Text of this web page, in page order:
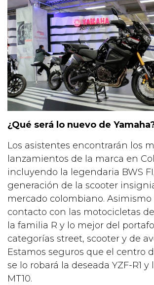
¿Qué será lo nuevo de
Los asistentes encontrarán los
lanzamientos de la marca en
incluyendo la legendaria BWS
generación de la scooter
mercado colombiano.
contacto con las motocicletas
la familia R y lo mejor del
categorías street, scooter y de
Estamos seguros que el centro
se lo robará la deseada YZF-R1
MT10.